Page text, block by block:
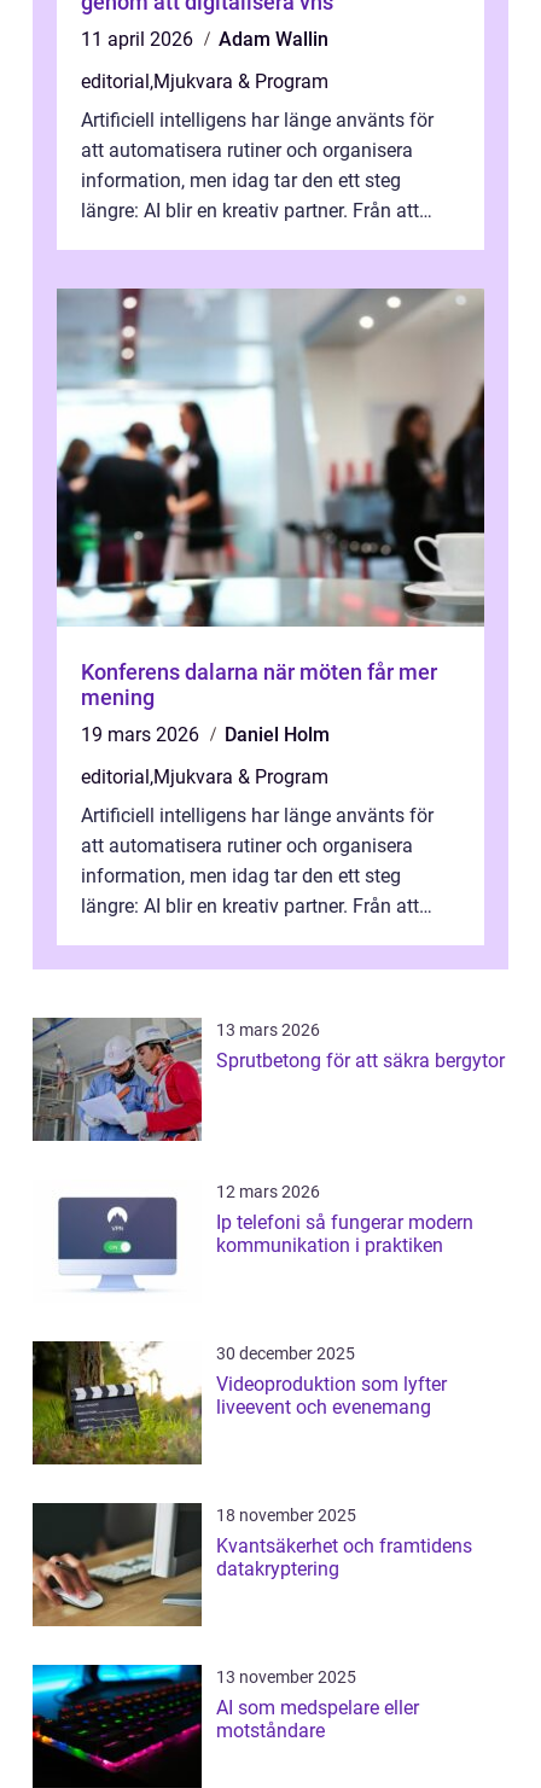
11 april 2026
Adam Wallin
editorial,Mjukvara & Program
Artificiell intelligens har länge använts för
att automatisera rutiner och organisera
information, men idag tar den ett steg
längre: AI blir en kreativ partner. Från att
Konferens dalarna när möten får mer
mening
19 mars 2026
Daniel Holm
editorial,Mjukvara & Program
Artificiell intelligens har länge använts för
att automatisera rutiner och organisera
information, men idag tar den ett steg
längre: AI blir en kreativ partner. Från att
13 mars 2026
Sprutbetong för att säkra bergytor
12 mars 2026
Ip telefoni så fungerar modern
kommunikation i praktiken
30 december 2025
Videoproduktion som lyfter
liveevent och evenemang
18 november 2025
Kvantsäkerhet och framtidens
datakryptering
13 november 2025
AI som medspelare eller
motståndare